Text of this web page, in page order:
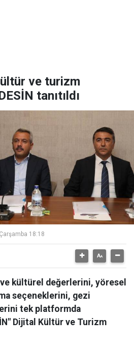
ve turizm
tanıtıldı
18:18
kültürel değerlerini, yöresel
seçeneklerini, gezi
tek platformda
Dijital Kültür ve Turizm